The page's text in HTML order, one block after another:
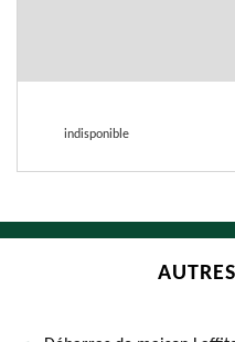
indisponible